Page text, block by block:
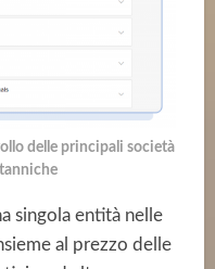
delle principali società
singola entità nelle
al prezzo delle